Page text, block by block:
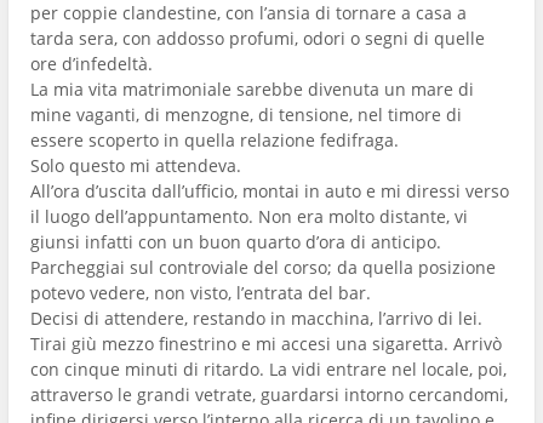
per coppie clandestine, con l’ansia di tornare a casa a
tarda sera, con addosso profumi, odori o segni di quelle
ore d’infedeltà.
La mia vita matrimoniale sarebbe divenuta un mare di
mine vaganti, di menzogne, di tensione, nel timore di
essere scoperto in quella relazione fedifraga.
Solo questo mi attendeva.
All’ora d’uscita dall’ufficio, montai in auto e mi diressi verso
il luogo dell’appuntamento. Non era molto distante, vi
giunsi infatti con un buon quarto d’ora di anticipo.
Parcheggiai sul controviale del corso; da quella posizione
potevo vedere, non visto, l’entrata del bar.
Decisi di attendere, restando in macchina, l’arrivo di lei.
Tirai giù mezzo finestrino e mi accesi una sigaretta. Arrivò
con cinque minuti di ritardo. La vidi entrare nel locale, poi,
attraverso le grandi vetrate, guardarsi intorno cercandomi,